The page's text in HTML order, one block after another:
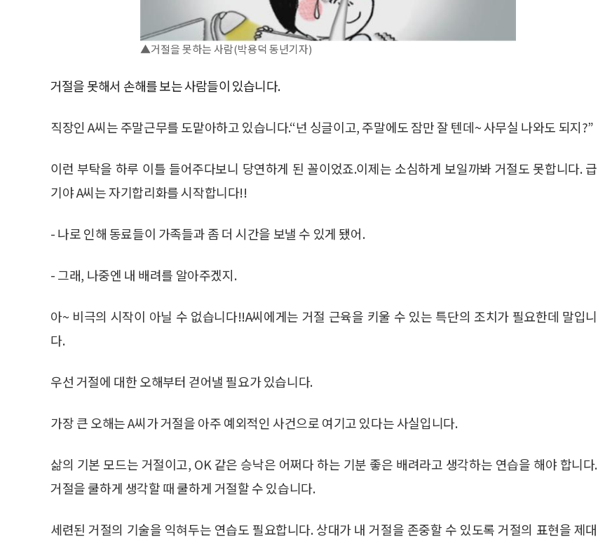
▲거절을 못하는 사람(박용덕 동년기자)
거절을 못해서 손해를 보는 사람들이 있습니다.
직장인 A씨는 주말근무를 도맡아하고 있습니다.“넌 싱글이고, 주말에도 잠만 잘 텐데~ 사무실 나와도 되지?”
이런 부탁을 하루 이틀 들어주다보니 당연하게 된 꼴이었죠.이제는 소심하게 보일까봐 거절도 못합니다. 급
기야 A씨는 자기합리화를 시작합니다!!
- 나로 인해 동료들이 가족들과 좀 더 시간을 보낼 수 있게 됐어.
- 그래, 나중엔 내 배려를 알아주겠지.
아~ 비극의 시작이 아닐 수 없습니다!!A씨에게는 거절 근육을 키울 수 있는 특단의 조치가 필요한데 말입니
다.
우선 거절에 대한 오해부터 걷어낼 필요가 있습니다.
가장 큰 오해는 A씨가 거절을 아주 예외적인 사건으로 여기고 있다는 사실입니다.
삶의 기본 모드는 거절이고, OK 같은 승낙은 어쩌다 하는 기분 좋은 배려라고 생각하는 연습을 해야 합니다.
거절을 쿨하게 생각할 때 쿨하게 거절할 수 있습니다.
세련된 거절의 기술을 익혀두는 연습도 필요합니다. 상대가 내 거절을 존중할 수 있도록 거절의 표현을 제대